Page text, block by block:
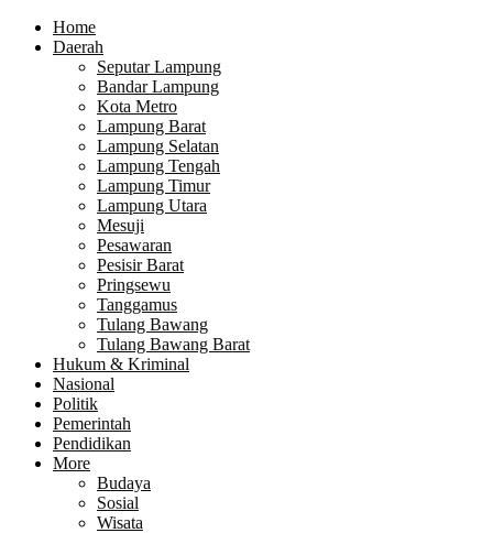
Home
Daerah
Seputar Lampung
Bandar Lampung
Kota Metro
Lampung Barat
Lampung Selatan
Lampung Tengah
Lampung Timur
Lampung Utara
Mesuji
Pesawaran
Pesisir Barat
Pringsewu
Tanggamus
Tulang Bawang
Tulang Bawang Barat
Hukum & Kriminal
Nasional
Politik
Pemerintah
Pendidikan
More
Budaya
Sosial
Wisata